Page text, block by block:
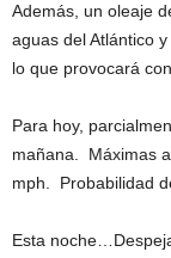
Además, un oleaje
aguas del Atlántico
lo que provocará
Para hoy,
mañana. Máximas
mph. Probabilidad
Esta